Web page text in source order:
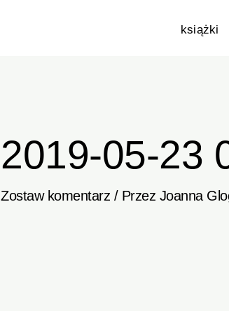
książki
2019-05-23
Zostaw komentarz / Przez Joanna